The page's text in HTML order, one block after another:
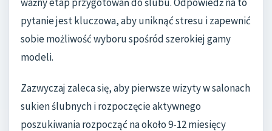
pytanie jest kluczowa, aby uniknąć stresu i zapewnić
sobie możliwość wyboru spośród szerokiej gamy
modeli.
Zazwyczaj zaleca się, aby pierwsze wizyty w salonach
sukien ślubnych i rozpoczęcie aktywnego
poszukiwania rozpocząć na około 9-12 miesięcy